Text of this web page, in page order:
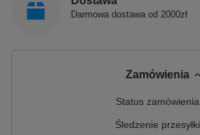
Darmowa dostawa od 2000zł
Zamówienia
Status zamówienia
Śledzenie przesyłki